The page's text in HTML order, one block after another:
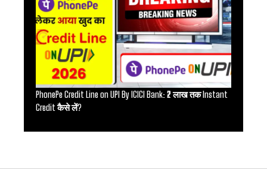
PhonePe Credit Line on UPI By ICICI Bank: ₹2 लाख तक Instant
Credit कैसे लें?